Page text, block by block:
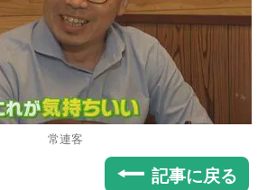
常連客
記事に戻る